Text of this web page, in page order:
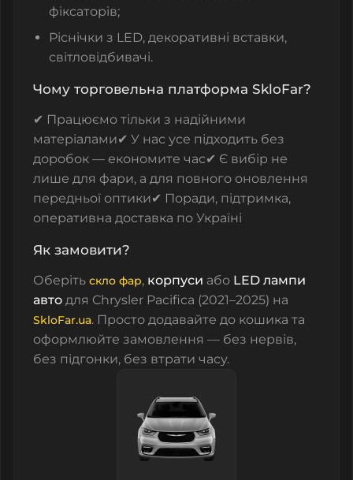
фіксаторів;
Ріснічки з LED, декоративні вставки,
світловідбивачі.
Чому торговельна платформа SkloFar?
✔ Працюємо тільки з надійними
матеріалами✔ У нас усе підходить без
доробок — економите час✔ Є вибір не
лише для фари, а для повного оновлення
передньої оптики✔ Поради, підтримка,
оперативна доставка по Україні
Як замовити?
Оберіть скло фар, корпуси або LED лампи
авто для Chrysler Pacifica (2021–2025) на
SkloFar.ua. Просто додавайте до кошика та
оформлюйте замовлення — без нервів,
без підгонки, без втрати часу.